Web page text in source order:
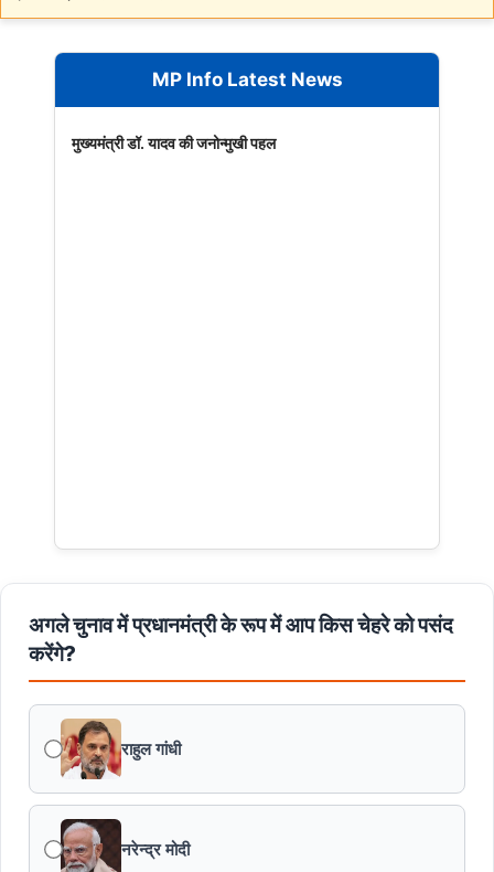
MP Info Latest News
मुख्यमंत्री डॉ. यादव की जनोन्मुखी पहल
अगले चुनाव में प्रधानमंत्री के रूप में आप किस चेहरे को पसंद
करेंगे?
राहुल गांधी
नरेन्द्र मोदी